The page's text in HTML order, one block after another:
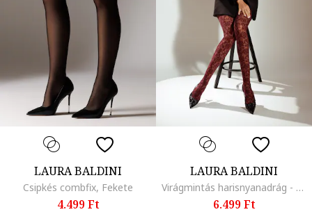
LAURA BALDINI
Csipkés combfix, Fekete
4.499 Ft
LAURA BALDINI
Virágmintás harisnyanadrág - 20 DEN, Bordó
6.499 Ft